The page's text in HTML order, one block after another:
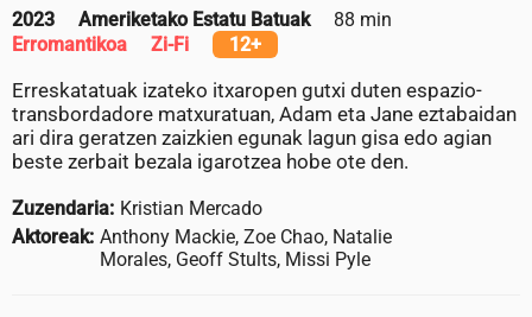
2023 Ameriketako Estatu Batuak
88 min
Erromantikoa
Zi-Fi 12+
Erreskatatuak izateko itxaropen gutxi duten espazio-
transbordadore matxuratuan, Adam eta Jane eztabaidan
ari dira geratzen zaizkien egunak lagun gisa edo agian
beste zerbait bezala igarotzea hobe ote den.
Zuzendaria: Kristian Mercado
Aktoreak: Anthony Mackie, Zoe Chao, Natalie
Morales, Geoff Stults, Missi Pyle